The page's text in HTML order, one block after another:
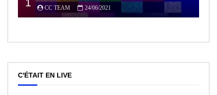
1 CC TEAM 24/06/2021
C'ÉTAIT EN LIVE